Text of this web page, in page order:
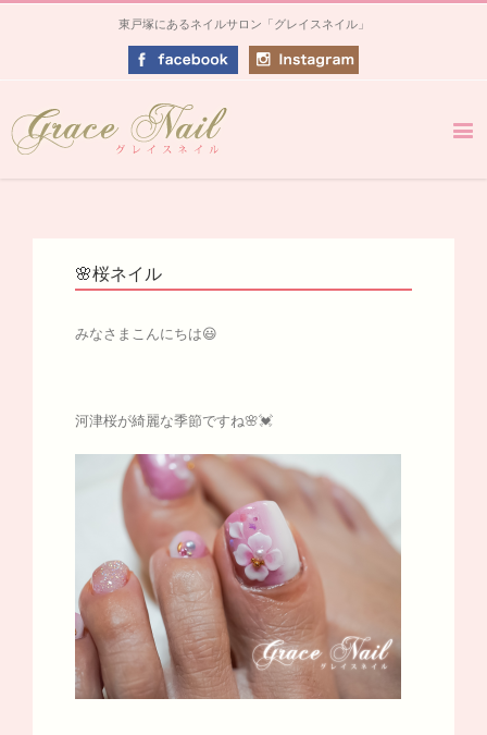
東戸塚にあるネイルサロン「グレイスネイル」
🌸桜ネイル
みなさまこんにちは😃
河津桜が綺麗な季節ですね🌸💓